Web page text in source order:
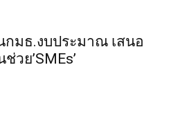
นกมธ.งบประมาณ เสนอ
วย’SMEs’